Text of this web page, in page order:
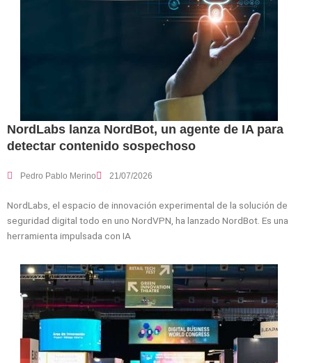
NordLabs lanza NordBot, un agente de IA para
detectar contenido sospechoso
Pedro Pablo Merino 21/07/2026
NordLabs, el espacio de innovación experimental de la solución de
seguridad digital todo en uno NordVPN, ha lanzado NordBot. Es una
herramienta impulsada con IA